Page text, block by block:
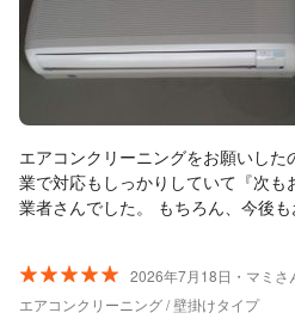
エアコンクリーニングをお願いし
業で対応もしっかりしていて『次も
業者さんでした。 もちろん、今後も
2026年7月18日・マミさ
エアコンクリーニング / 壁掛けタイプ